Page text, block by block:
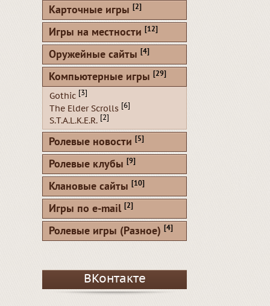
Карточные игры [2]
Игры на местности [12]
Оружейные сайты [4]
Компьютерные игры [29]
Gothic [3]
The Elder Scrolls [6]
S.T.A.L.K.E.R. [2]
Ролевые новости [5]
Ролевые клубы [9]
Клановые сайты [10]
Игры по e-mail [2]
Ролевые игры (Разное) [4]
ВКонтакте